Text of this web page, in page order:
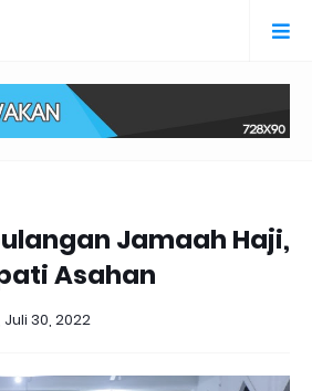
Jamaah Haji,
Asahan
30, 2022